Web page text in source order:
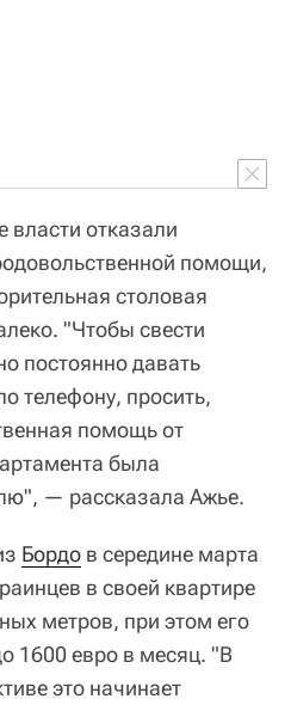
власти отказали
помощи,
столовая
"Чтобы свести
постоянно давать
телефону, просить,
помощь от
была
— рассказала Ажье.
Бордо в середине марта
в своей квартире
метров, при этом его
1600 евро в месяц. "В
это начинает